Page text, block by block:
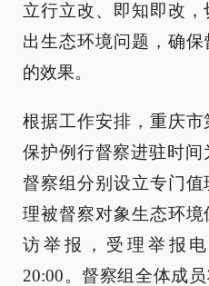
立行立改、即知即改
出生态环境问题，确
的效果。
根据工作安排，重庆
保护例行督察进驻时
督察组分别设立专门
理被督察对象生态环
访举报，受理举报
20:00。督察组全体成